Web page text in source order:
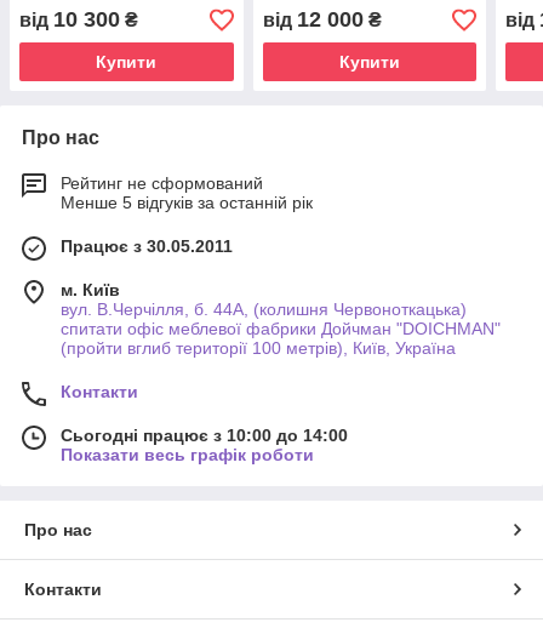
від 10 300 ₴
Купити
від 12 000₴
Купити
від
Про нас
Рейтинг не сформований
Менше 5 відгуків за останній рік
Працює з 30.05.2011
м. Київ
вул. В.Черчілля, б. 44А, (колишня Червоноткацька)
спитати офіс меблевої фабрики Дойчман "DOICHMAN"
(пройти вглиб території 100 метрів), Київ, Україна
Контакти
Сьогодні працює з 10:00 до 14:00
Показати весь графік роботи
Про нас
Контакти